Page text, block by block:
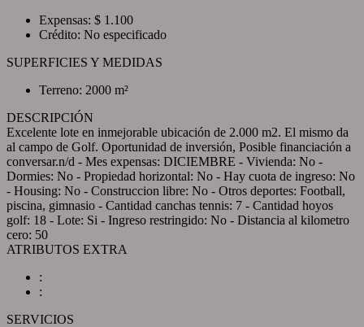
Expensas: $ 1.100
Crédito: No especificado
SUPERFICIES Y MEDIDAS
Terreno: 2000 m²
DESCRIPCIÓN
Excelente lote en inmejorable ubicación de 2.000 m2. El mismo da
al campo de Golf. Oportunidad de inversión, Posible financiación a
conversar.n/d - Mes expensas: DICIEMBRE - Vivienda: No -
Dormies: No - Propiedad horizontal: No - Hay cuota de ingreso: No
- Housing: No - Construccion libre: No - Otros deportes: Football,
piscina, gimnasio - Cantidad canchas tennis: 7 - Cantidad hoyos
golf: 18 - Lote: Si - Ingreso restringido: No - Distancia al kilometro
cero: 50
ATRIBUTOS EXTRA
:
:
SERVICIOS